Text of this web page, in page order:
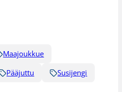
Maajoukkue
Pääjuttu Susijengi